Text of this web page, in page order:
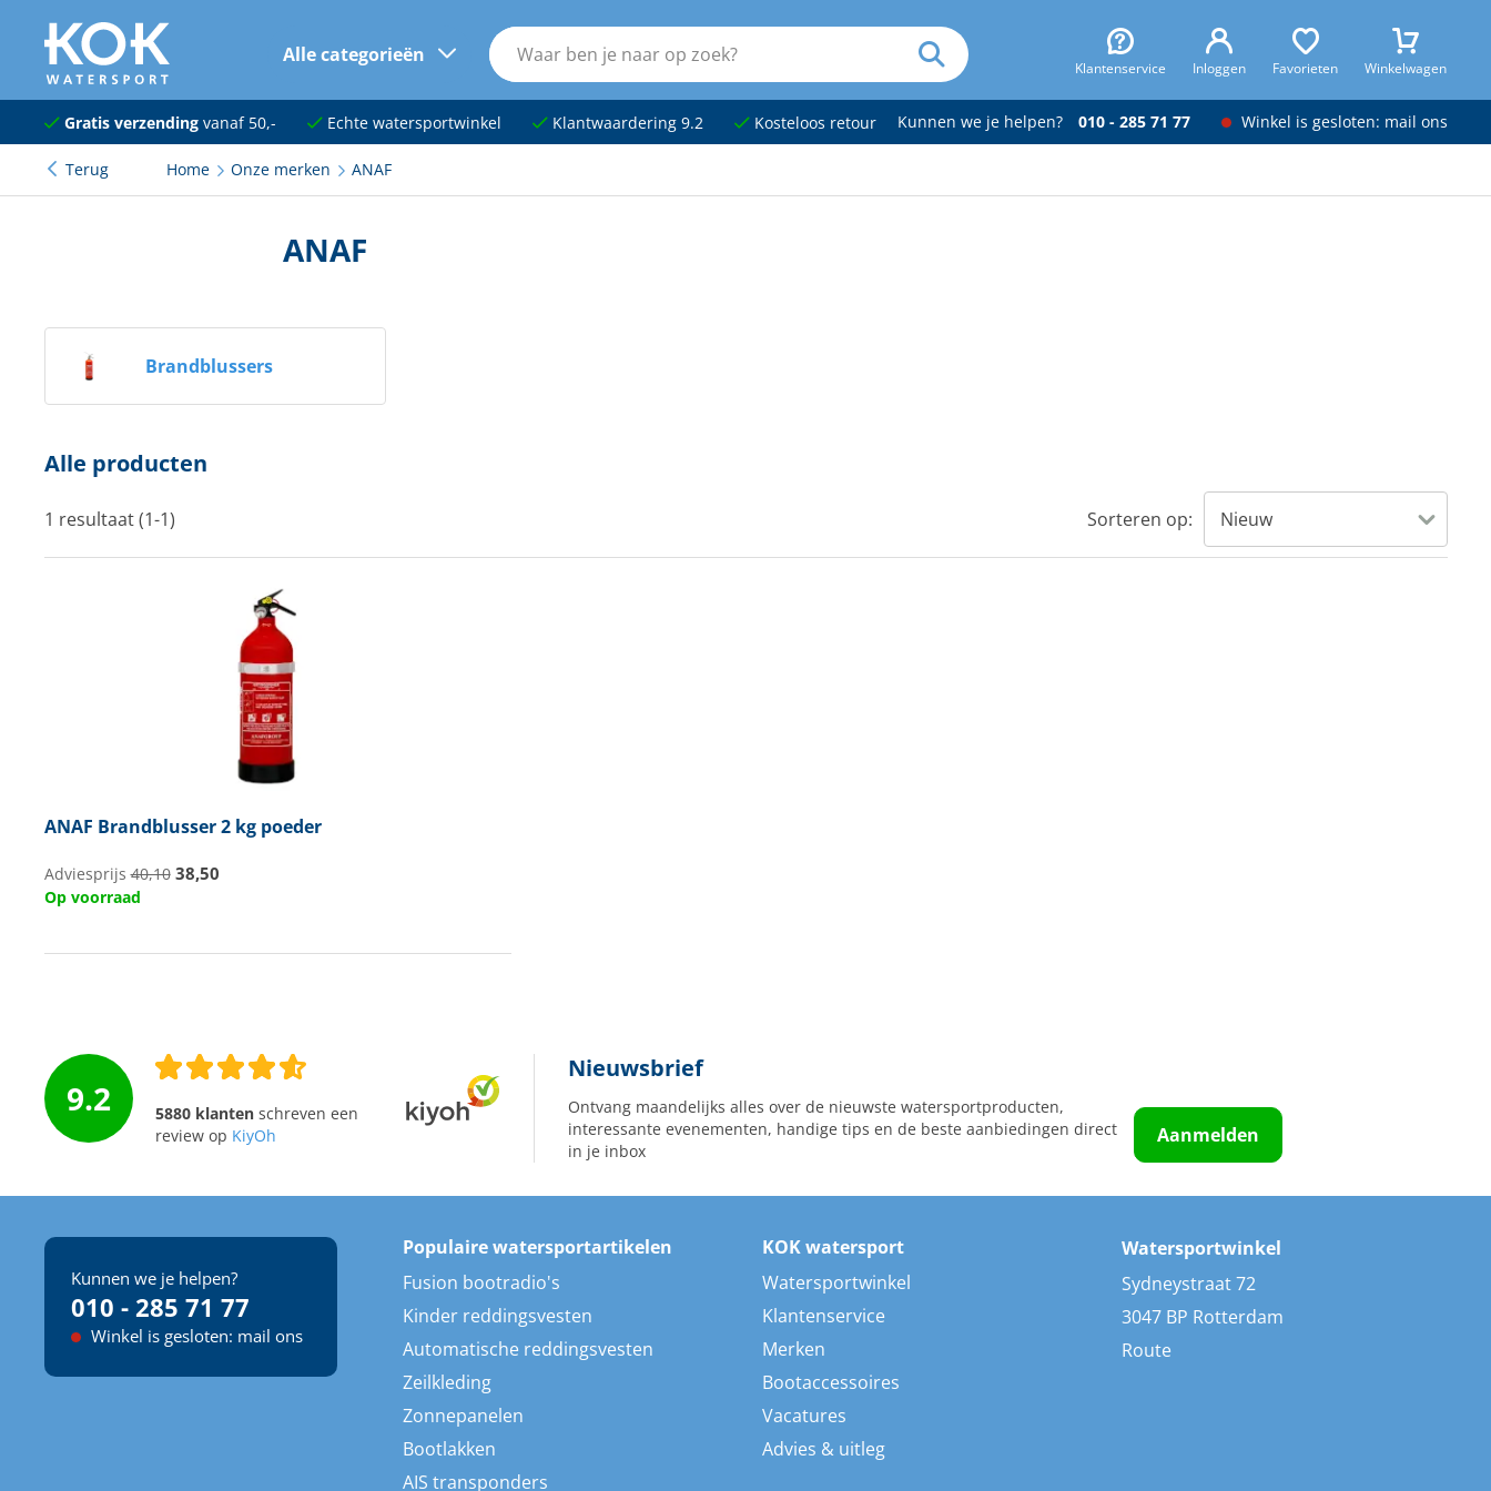
naar hoofdinhoud
Alle categorieën
Klantenservice Inloggen Favorieten Winkelwagen
Navigatie
Dekuitrusting
Elektra
Kleding en schoenen
Kajuit en kombuis
Techniek en motor
Boten, toebehoren en fun
Meubels en lifestyle
Gratis verzendingvanaf 50,- Echte watersportwinkel Klantwaardering 9.2 Kosteloos retour Kunnen we je helpen? 010 - 285 71 77 Winkel is gesloten: mail ons
Terug Home Onze merken ANAF
ANAF
Brandblussers
Alle producten
1 resultaat (1-1) Sorteren op:
ANAF Brandblusser 2 kg poeder
Adviesprijs40,10 38,50
Op voorraad
9.2 5880 klantenschreven een
review op KiyOh
Nieuwsbrief
Ontvang maandelijks alles over de nieuwste watersportproducten,
interessante evenementen, handige tips en de beste aanbiedingen direct
in je inbox
Aanmelden
Kunnen we je helpen?
010 - 285 71 77
Winkel is gesloten: mail ons
Populaire watersportartikelen
Fusion bootradio's
Kinder reddingsvesten
Automatische reddingsvesten
Zeilkleding
Zonnepanelen
Bootlakken
AIS transponders
KOK watersport
Watersportwinkel
Klantenservice
Merken
Bootaccessoires
Vacatures
Advies & uitleg
Watersportwinkel
Sydneystraat 72
3047 BP Rotterdam
Route